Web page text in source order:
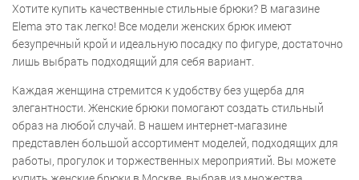
Хотите купить качественные стильные брюки? В магазине
Elema это так легко! Все модели женских брюк имеют
безупречный крой и идеальную посадку по фигуре, достаточно
лишь выбрать подходящий для себя вариант.
Каждая женщина стремится к удобству без ущерба для
элегантности. Женские брюки помогают создать стильный
образ на любой случай. В нашем интернет-магазине
представлен большой ассортимент моделей, подходящих для
работы, прогулок и торжественных мероприятий. Вы можете